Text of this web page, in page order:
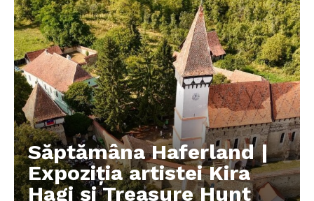
Rețea
Contact
Săptămâna Haferland |
Expoziţia artistei Kira
Hagi şi Treasure Hunt